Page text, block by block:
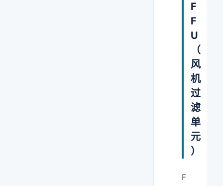
F
F
U
（
风
机
过
滤
单
元
）
F